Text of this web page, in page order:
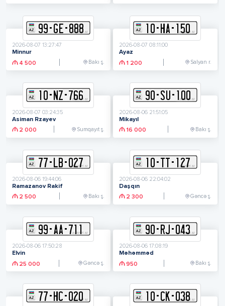
99-GE-888
2026-08-07 13:27:47
Minnur
4 500
Bakı ş.
10- HA-150
2026-08-07 08:11:00
Ayaz
1 200
Salyan r.
10- NZ-766
2026-08-07 03:24:35
Asiman Rzayev
2 000
Sumqayıt ş.
90-SU-100
2026-08-06 21:51:05
Mikayıl
16 000
Bakı ş.
77-LB-027
2026-08-06 19:44:06
Ramazanov Rakif
2 500
Bakı ş.
10-TT-127
2026-08-06 22:04:02
Daşqın
2 300
Gəncə ş.
99-AA-711
2026-08-06 17:50:28
Elvin
25 000
Gəncə ş.
90-RJ-043
2026-08-06 17:08:19
Məhəmməd
950
Bakı ş.
77- HC-020 10-CK-038